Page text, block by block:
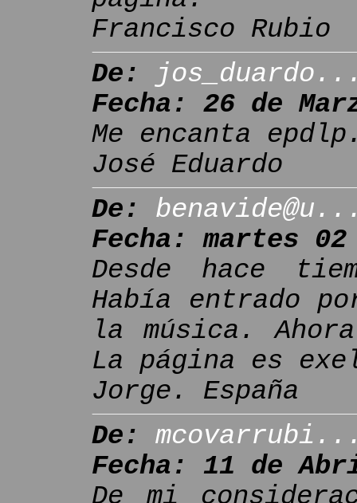
Francisco Rubio
De:
Fecha: 26 de
Me encanta
José Eduardo
De:
Fecha: martes
Desde hace
Había entrado
la música.
La página es
Jorge. España
De:
Fecha: 11 de
De mi